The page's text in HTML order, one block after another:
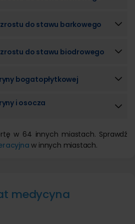
do stawu barkowego
do stawu biodrowego
bogatopłytkowej
i osocza
w 64 innych miastach. Sprawdź
w innych miastach.
medycyna